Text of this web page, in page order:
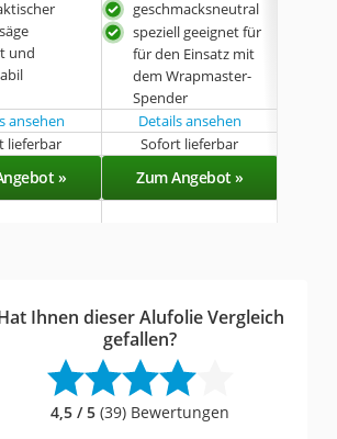
und
geschmacksneutral
speziell geeignet für
für den Einsatz mit
dem Wrapmaster-
Spender
ansehen
Details ansehen
lieferbar Sofort lieferbar
» Zum Angebot »
Ihnen dieser Alufolie Vergleich
gefallen?
4,5 / 5 (39) Bewertungen